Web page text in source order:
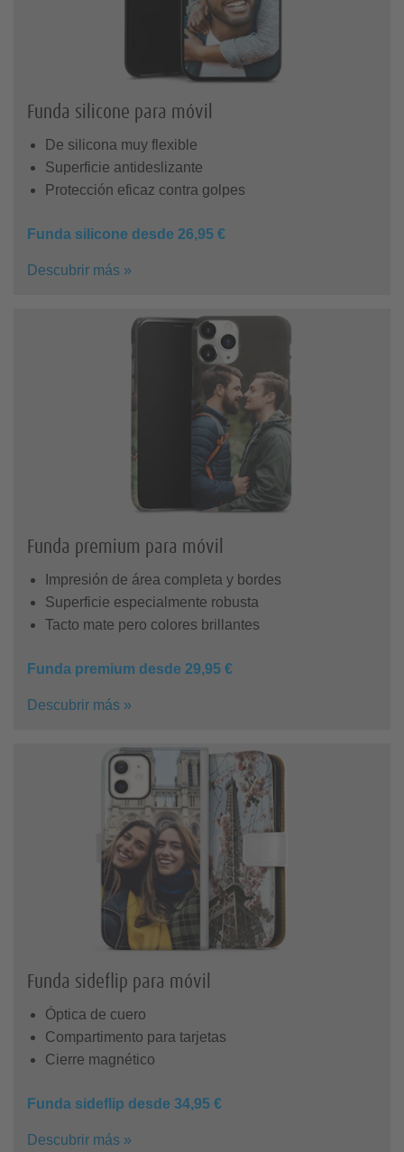
Funda silicone para móvil
De silicona muy flexible
Superficie antideslizante
Protección eficaz contra golpes
Funda silicone desde 26,95 €
Descubrir más »
Funda premium para móvil
Impresión de área completa y bordes
Superficie especialmente robusta
Tacto mate pero colores brillantes
Funda premium desde 29,95 €
Descubrir más »
Funda sideflip para móvil
Óptica de cuero
Compartimento para tarjetas
Cierre magnético
Funda sideflip desde 34,95 €
Descubrir más »